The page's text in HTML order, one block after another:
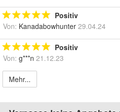
Positiv
Von: Kanadabowhunter 29.04.24
Positiv
Von: g***n 21.12.23
Mehr...